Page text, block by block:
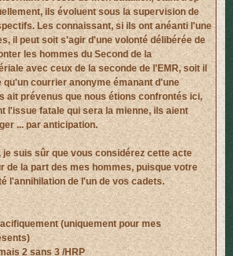
ils évoluent sous la supervision de
Les connaissant, si ils ont anéanti l'une
il peut soit s'agir d'une volonté délibérée de
les hommes du Second de la
avec ceux de la seconde de l'EMR, soit il
courrier anonyme émanant d'une
ait prévenus que nous étions confrontés ici,
l'issue fatale qui sera la mienne, ils aient
... par anticipation.
je suis sûr que vous considérez cette acte
de la part des mes hommes, puisque votre
l'annihilation de l'un de vos cadets.
(uniquement pour mes
2 sans 3 /HRP